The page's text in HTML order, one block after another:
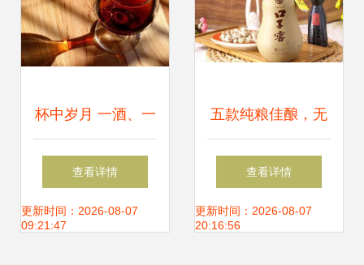
杯中岁月 一酒、一
书、一知己，共饮
人间滋味
查看详情
更新时间：2026-08-07
09:21:47
五款纯粮佳酿，无
添香精，品味家乡
的味道
查看详情
更新时间：2026-08-07
20:16:56